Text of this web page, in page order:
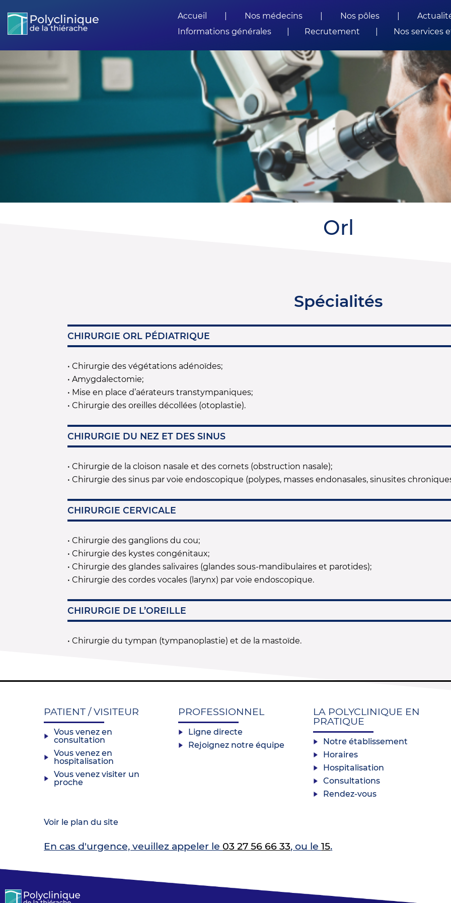
Accueil Nos médecins Nos pôles
Informations générales
Recrutement Nos services
Orl
Spécialités
CHIRURGIE ORL PÉDIATRIQUE
• Chirurgie des végétations adénoïdes;
• Amygdalectomie;
• Mise en place d’aérateurs transtympaniques;
• Chirurgie des oreilles décollées (otoplastie).
CHIRURGIE DU NEZ ET DES SINUS
• Chirurgie de la cloison nasale et des cornets (obstruction nasale);
• Chirurgie des sinus par voie endoscopique (polypes, masses endonasales, sinusites
CHIRURGIE CERVICALE
• Chirurgie des ganglions du cou;
• Chirurgie des kystes congénitaux;
• Chirurgie des glandes salivaires (glandes sous-mandibulaires et parotides);
• Chirurgie des cordes vocales (larynx) par voie endoscopique.
CHIRURGIE DE L’OREILLE
• Chirurgie du tympan (tympanoplastie) et de la mastoïde.
PATIENT / VISITEUR
Vous venez en
consultation
Vous venez en
hospitalisation
Vous venez visiter un
proche
PROFESSIONNEL
Ligne directe
Rejoignez notre équipe
LA POLYCLINIQUE EN
PRATIQUE
Notre établissement
Horaires
Hospitalisation
Consultations
Rendez-vous
Voir le plan du site
En cas d'urgence, veuillez appeler le 03 27 56 66 33, ou le15.